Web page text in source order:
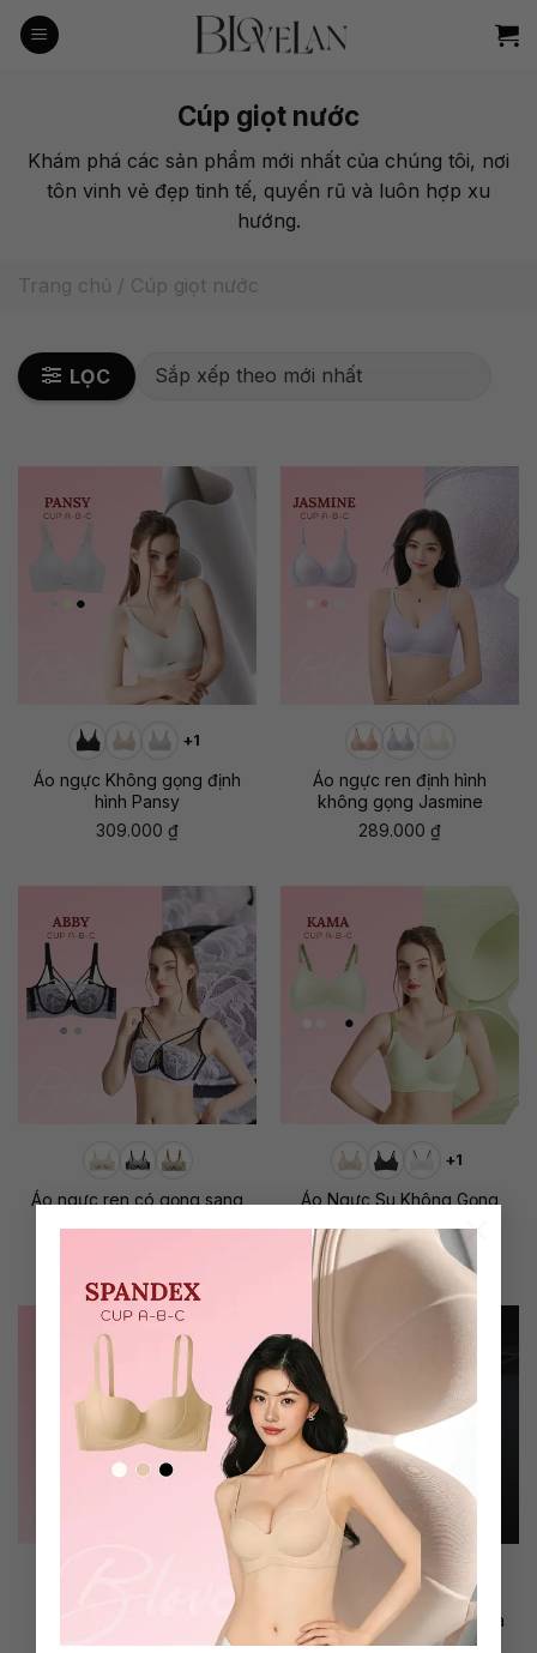
×
qua
Cúp giọt nước
Khám phá các sản phẩm mới nhất của chúng tôi, nơi
tôn vinh vẻ đẹp tinh tế, quyến rũ và luôn hợp xu
hướng.
Trang chủ / Cúp giọt nước
LỌC
+1
Áo ngực Không gọng định
hình Pansy
309.000 ₫
Áo ngực ren định hình
không gọng Jasmine
289.000 ₫
Áo ngực ren có gọng sang
+1
Áo Ngực Su Không Gọng
359.000
₫
chống chảy xệ V1 Coco
Áo ngực không gọng Aura